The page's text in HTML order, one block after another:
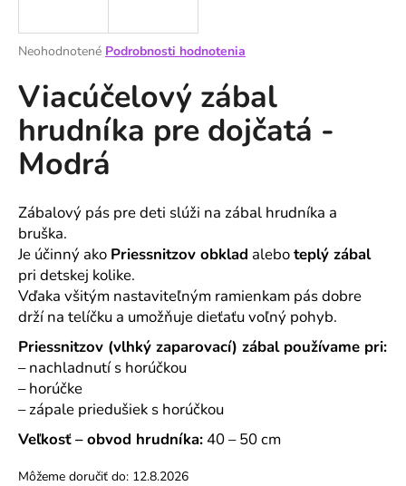
Priemerné
produktu
je
0,0
z
5
hviezdičiek.
Neohodnotené Podrobnosti hodnotenia
Viacúčelový zábal
hrudníka pre dojčatá -
Modrá
Zábalový pás pre deti slúži na zábal hrudníka a
bruška.
Je účinný ako Priessnitzov obklad aleboteplý zábal
pri detskej kolike.
Vďaka všitým nastaviteľným ramienkam pás dobre
drží na telíčku a umožňuje dieťaťu voľný pohyb.
Priessnitzov (vlhký zaparovací) zábal používame pri:
– nachladnutí s horúčkou
– horúčke
– zápale priedušiek s horúčkou
Veľkosť – obvod hrudníka:40 – 50 cm
Môžeme doručiť do: 12.8.2026
j
ť
?
HĽADAŤ
O
d
p
o
r
ú
č
a
m
e